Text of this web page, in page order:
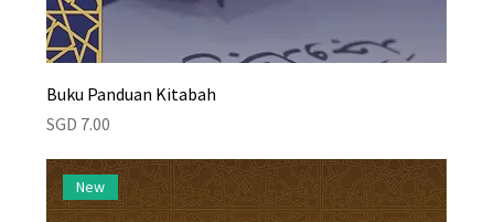
Buku Panduan Kitabah
Price
SGD 7.00
New